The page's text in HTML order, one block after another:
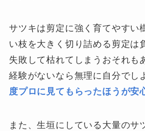
サツキは剪定に強く育てやすい
い枝を大きく切り詰める剪定は
失敗して枯れてしまうおそれも
経験がないなら無理に自分でし
度プロに見てもらったほうが安
また、生垣にしている大量のサ